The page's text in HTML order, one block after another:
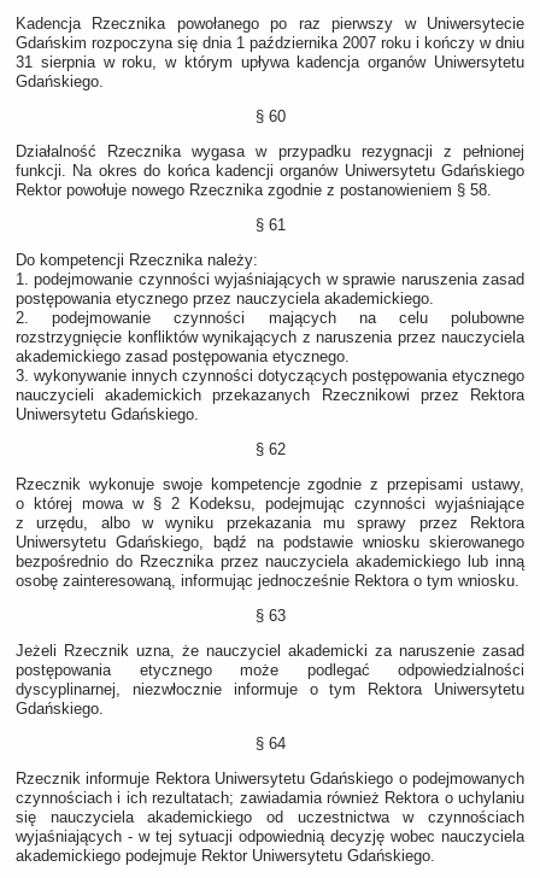
Kadencja Rzecznika powołanego po raz pierwszy w Uniwersytecie
Gdańskim rozpoczyna się dnia 1 października 2007 roku i kończy w dniu
31 sierpnia w roku, w którym upływa kadencja organów Uniwersytetu
Gdańskiego.
§ 60
Działalność Rzecznika wygasa w przypadku rezygnacji z pełnionej
funkcji. Na okres do końca kadencji organów Uniwersytetu Gdańskiego
Rektor powołuje nowego Rzecznika zgodnie z postanowieniem § 58.
§ 61
Do kompetencji Rzecznika należy:
1. podejmowanie czynności wyjaśniających w sprawie naruszenia zasad
postępowania etycznego przez nauczyciela akademickiego.
2. podejmowanie czynności mających na celu polubowne
rozstrzygnięcie konfliktów wynikających z naruszenia przez nauczyciela
akademickiego zasad postępowania etycznego.
3. wykonywanie innych czynności dotyczących postępowania etycznego
nauczycieli akademickich przekazanych Rzecznikowi przez Rektora
Uniwersytetu Gdańskiego.
§ 62
Rzecznik wykonuje swoje kompetencje zgodnie z przepisami ustawy,
o której mowa w § 2 Kodeksu, podejmując czynności wyjaśniające
z urzędu, albo w wyniku przekazania mu sprawy przez Rektora
Uniwersytetu Gdańskiego, bądź na podstawie wniosku skierowanego
bezpośrednio do Rzecznika przez nauczyciela akademickiego lub inną
osobę zainteresowaną, informując jednocześnie Rektora o tym wniosku.
§ 63
Jeżeli Rzecznik uzna, że nauczyciel akademicki za naruszenie zasad
postępowania etycznego może podlegać odpowiedzialności
dyscyplinarnej, niezwłocznie informuje o tym Rektora Uniwersytetu
Gdańskiego.
§ 64
Rzecznik informuje Rektora Uniwersytetu Gdańskiego o podejmowanych
czynnościach i ich rezultatach; zawiadamia również Rektora o uchylaniu
się nauczyciela akademickiego od uczestnictwa w czynnościach
wyjaśniających - w tej sytuacji odpowiednią decyzję wobec nauczyciela
akademickiego podejmuje Rektor Uniwersytetu Gdańskiego.